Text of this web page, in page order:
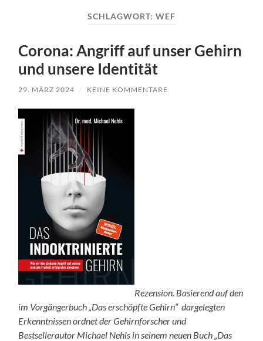
SCHLAGWORT: WEF
Corona: Angriff auf unser Gehirn
und unsere Identität
29. MÄRZ 2024 / KEINE KOMMENTARE
Rezension. Basierend auf den
im Vorgängerbuch „Das erschöpfte Gehirn“ dargelegten
Erkenntnissen ordnet der Gehirnforscher und
Bestsellerautor Michael Nehls in seinem neuen Buch „Das